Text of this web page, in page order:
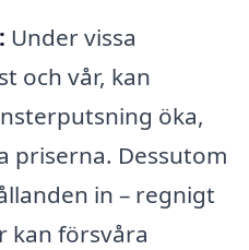
Under vissa
och vår, kan
öka,
priserna. Dessutom
in – regnigt
kan försvåra